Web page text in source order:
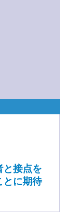
と接点を
とに期待